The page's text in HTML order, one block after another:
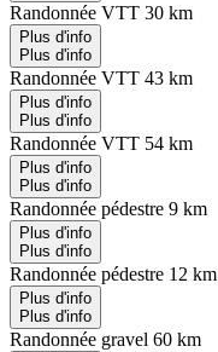
Randonnée VTT 30 km
Plus d'info
Plus d'info
Randonnée VTT 43 km
Plus d'info
Plus d'info
Randonnée VTT 54 km
Plus d'info
Plus d'info
Randonnée pédestre 9 km
Plus d'info
Plus d'info
Randonnée pédestre 12 km
Plus d'info
Plus d'info
Randonnée gravel 60 km